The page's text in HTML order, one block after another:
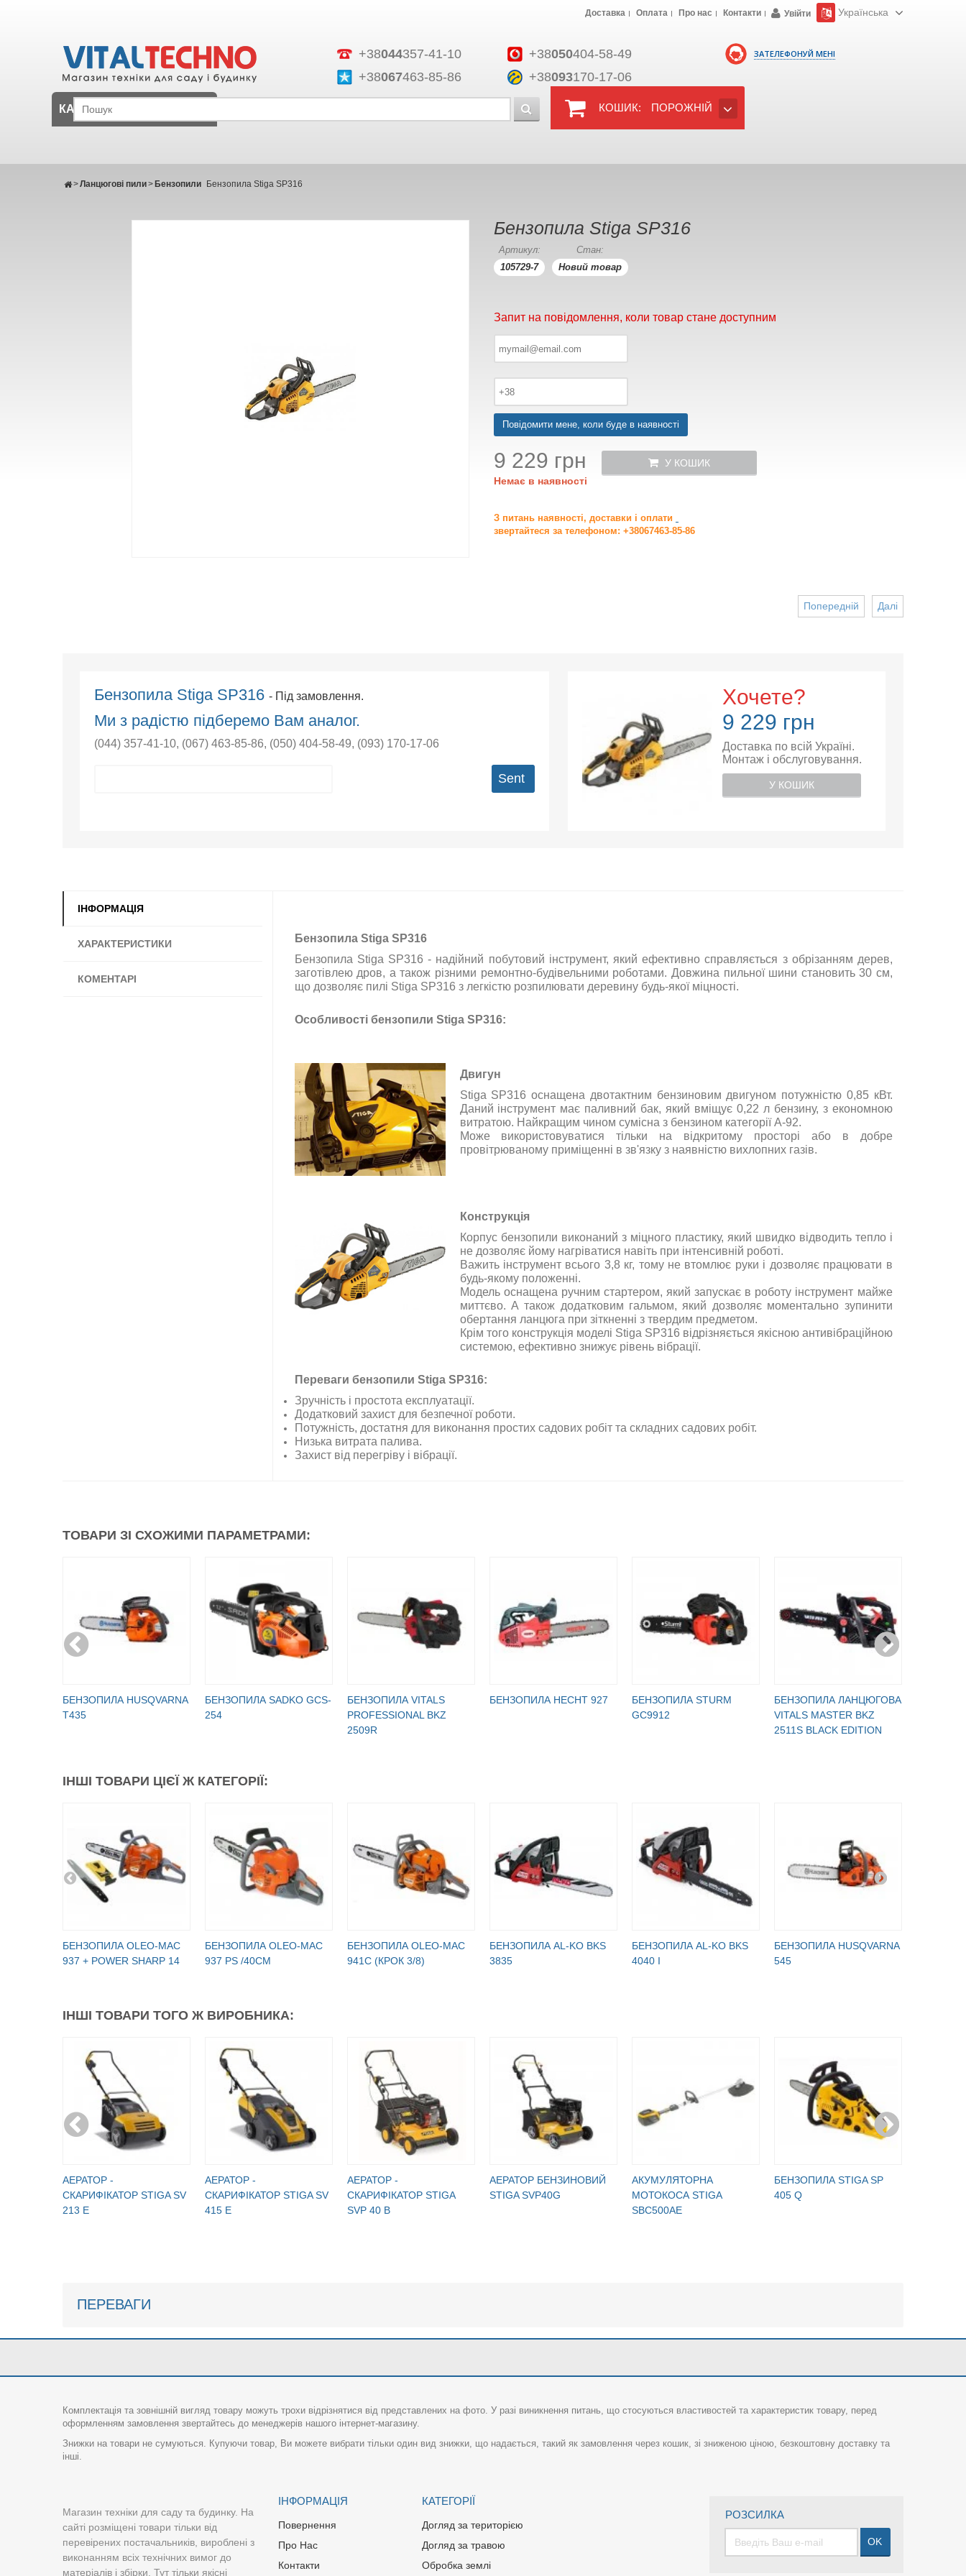
ЗАТЕЛЕФОНУЙ МЕНІ
+38044357-41-10 +38050404-58-49
+38067463-85-86 +38093170-17-06
Доставка Оплата Про нас Контакти Увійти Українська
КОШИК: ПОРОЖНІЙ
КАТАЛОГ
Ланцюгові пили
> Бензопили
> Бензопила Stiga SP316
Бензопила Stiga SP316
Артикул:
105729-7
Стан:
Новий товар
Запит на повідомлення, коли товар стане доступним
Повідомити мене, коли буде в наявності
9 229 грн
Немає в наявності
У КОШИК
З питань наявності, доставки і оплати
звертайтеся за телефоном: +38067463-85-86
Далі
Попередній
Бензопила Stiga SP316- Під замовлення.
Ми з радістю підберемо Вам аналог.
(044) 357-41-10, (067) 463-85-86, (050) 404-58-49, (093) 170-17-06
Sent
Хочете?
9 229 грн
Доставка по всій Україні.
Монтаж і обслуговування.
У КОШИК
ІНФОРМАЦІЯ
ХАРАКТЕРИСТИКИ
КОМЕНТАРІ
Бензопила Stiga SP316
Бензопила Stiga SP316 - надійний побутовий інструмент, який ефективно справляється з обрізанням дерев,
заготівлею дров, а також різними ремонтно-будівельними роботами. Довжина пильної шини становить 30 см,
що дозволяє пилі Stiga SP316 з легкістю розпилювати деревину будь-якої міцності.
Особливості бензопили Stiga SP316:
Двигун
Stiga SP316 оснащена двотактним бензиновим двигуном потужністю 0,85 кВт.
Даний інструмент має паливний бак, який вміщує 0,22 л бензину, з економною
витратою. Найкращим чином сумісна з бензином категорії А-92.
Може використовуватися тільки на відкритому просторі або в добре
провітрюваному приміщенні в зв'язку з наявністю вихлопних газів.
Конструкція
Корпус бензопили виконаний з міцного пластику, який швидко відводить тепло і
не дозволяє йому нагріватися навіть при інтенсивній роботі.
Важить інструмент всього 3,8 кг, тому не втомлює руки і дозволяє працювати в
будь-якому положенні.
Модель оснащена ручним стартером, який запускає в роботу інструмент майже
миттєво. А також додатковим гальмом, який дозволяє моментально зупинити
обертання ланцюга при зіткненні з твердим предметом.
Крім того конструкція моделі Stiga SP316 відрізняється якісною антивібраційною
системою, ефективно знижує рівень вібрації.
Переваги бензопили Stiga SP316:
Зручність і простота експлуатації.
Додатковий захист для безпечної роботи.
Потужність, достатня для виконання простих садових робіт та складних садових робіт.
Низька витрата палива.
Захист від перегріву і вібрації.
ТОВАРИ ЗІ СХОЖИМИ ПАРАМЕТРАМИ:
БЕНЗОПИЛА HUSQVARNA
T435
БЕНЗОПИЛА SADKO GCS-
254
БЕНЗОПИЛА VITALS
PROFESSIONAL BKZ
2509R
БЕНЗОПИЛА HECHT 927
БЕНЗОПИЛА STURM
GC9912
БЕНЗОПИЛА ЛАНЦЮГОВА
VITALS MASTER BKZ
2511S BLACK EDITION
ІНШІ ТОВАРИ ЦІЄЇ Ж КАТЕГОРІЇ:
БЕНЗОПИЛА OLEO-МАC
937 + POWER SHARP 14
БЕНЗОПИЛА OLEO-МАC
937 PS /40СМ
БЕНЗОПИЛА OLEO-МАC
941C (КРОК 3/8)
БЕНЗОПИЛА AL-KO BKS
3835
БЕНЗОПИЛА AL-KO BKS
4040 I
БЕНЗОПИЛА HUSQVARNA
545
ІНШІ ТОВАРИ ТОГО Ж ВИРОБНИКА:
АЕРАТОР -
СКАРИФІКАТОР STIGA SV
213 E
АЕРАТОР -
СКАРИФІКАТОР STIGA SV
415 E
АЕРАТОР -
СКАРИФІКАТОР STIGA
SVP 40 B
АЕРАТОР БЕНЗИНОВИЙ
STIGA SVP40G
АКУМУЛЯТОРНА
МОТОКОСА STIGA
SBC500AE
БЕНЗОПИЛА STIGA SP
405 Q
ПЕРЕВАГИ
Комплектація та зовнішній вигляд товару можуть трохи відрізнятися від представлених на фото. У разі виникнення питань, що стосуються властивостей та характеристик товару, перед
оформленням замовлення звертайтесь до менеджерів нашого інтернет-магазину.
Знижки на товари не сумуються. Купуючи товар, Ви можете вибрати тільки один вид знижки, що надається, такий як замовлення через кошик, зі зниженою ціною, безкоштовну доставку та
інші.
Магазин техніки для саду та будинку. На
сайті розміщені товари тільки від
перевірених постачальників, вироблені з
виконанням всіх технічних вимог до
матеріалів і збірки. Тут тільки якісні
ІНФОРМАЦІЯ
Повернення
Про Нас
Контакти
КАТЕГОРІЇ
Догляд за територією
Догляд за травою
Обробка землі
РОЗСИЛКА
OK